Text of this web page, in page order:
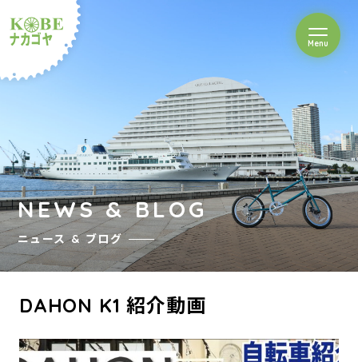
ルショップナカゴヤ
Menuを開閉
NEWS & BLOG
ニュース & ブログ
DAHON K1 紹介動画